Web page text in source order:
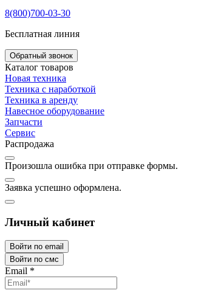
8(800)700-03-30
Бесплатная линия
Обратный звонок
Каталог товаров
Новая техника
Техника с наработкой
Техника в аренду
Навесное оборудование
Запчасти
Сервис
Распродажа
Произошла ошибка при отправке формы.
Заявка успешно оформлена.
Личный кабинет
Войти по email
Войти по смс
Email *